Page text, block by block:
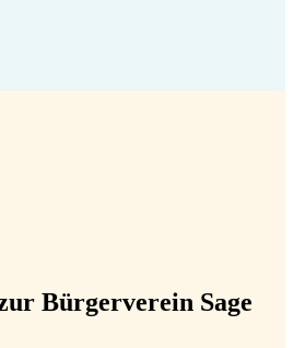
Bürgerverein Sage